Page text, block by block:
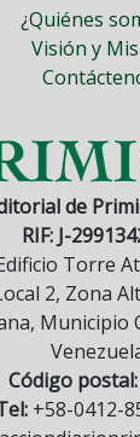
¿Quiénes
Visión y
de
RIF: J-
Torre
2, Zona
Municipio
Código postal:
+58-0412-